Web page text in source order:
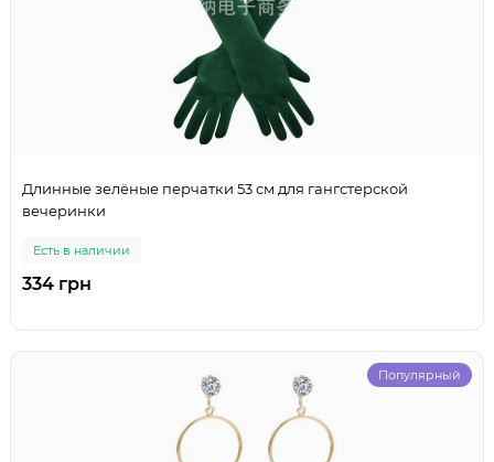
Длинные зелёные перчатки 53 см для гангстерской
вечеринки
Есть в наличии
334 грн
Популярный